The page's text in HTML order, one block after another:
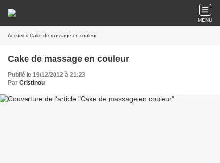
MENU
Accueil » Cake de massage en couleur
Cake de massage en couleur
Publié le 19/12/2012 à 21:23
Par Cristinou